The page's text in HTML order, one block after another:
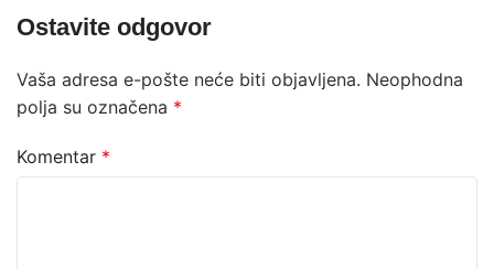
Ostavite odgovor
Vaša adresa e-pošte neće biti objavljena. Neophodna
polja su označena *
Komentar *